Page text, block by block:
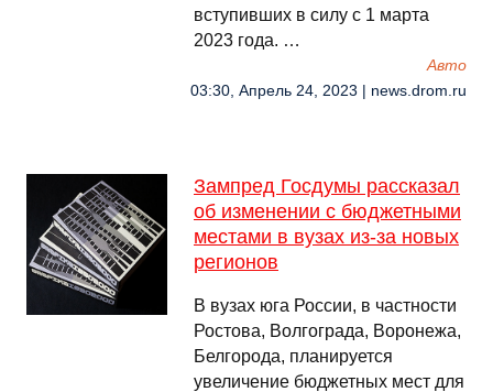
вступивших в силу с 1 марта
2023 года. …
Авто
03:30, Апрель 24, 2023 | news.drom.ru
Зампред Госдумы рассказал
об изменении с бюджетными
местами в вузах из-за новых
регионов
В вузах юга России, в частности
Ростова, Волгограда, Воронежа,
Белгорода, планируется
увеличение бюджетных мест для